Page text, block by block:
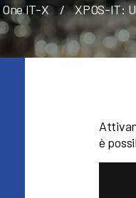
IT-X / XPOS-IT:
è